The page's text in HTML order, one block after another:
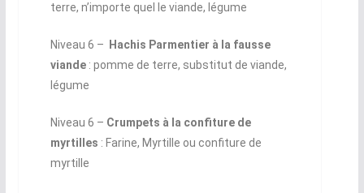
terre, n’importe quel le viande, légume
Niveau 6 ­–
Hachis Parmentier à la fausse
viande: pomme de terre, substitut de viande,
légume
Niveau 6 ­– Crumpets à la confiture de
myrtilles : Farine, Myrtille ou confiture de
myrtille